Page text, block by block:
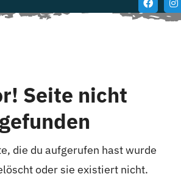
VERANSTALTUNGEN
KONTAKT
DOWNLOADS
Seite nicht
gefunden
die du aufgerufen hast wurde
oder sie existiert nicht.